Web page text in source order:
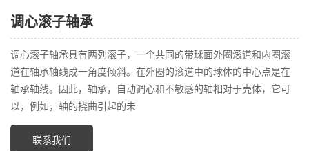
调心滚子轴承
调心滚子轴承具有两列滚子，一个共同的带球面外圈滚道和内圈滚
道在轴承轴线成一角度倾斜。在外圈的滚道中的球体的中心点是在
轴承轴线。因此，轴承，自动调心和不敏感的轴相对于壳体，它可
以，例如，轴的挠曲引起的未
联系我们